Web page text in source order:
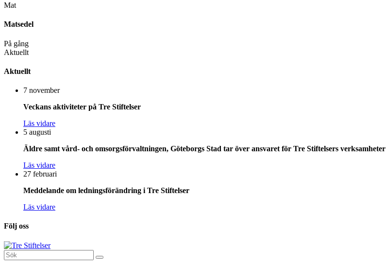
Mat
Matsedel
På gång
Aktuellt
Aktuellt
7 november
Veckans aktiviteter på Tre Stiftelser
Läs vidare
5 augusti
Äldre samt vård- och omsorgsförvaltningen, Göteborgs Stad tar över ansvaret för Tre Stiftelsers verksamheter
Läs vidare
27 februari
Meddelande om ledningsförändring i Tre Stiftelser
Läs vidare
Följ oss
Sök
efter: